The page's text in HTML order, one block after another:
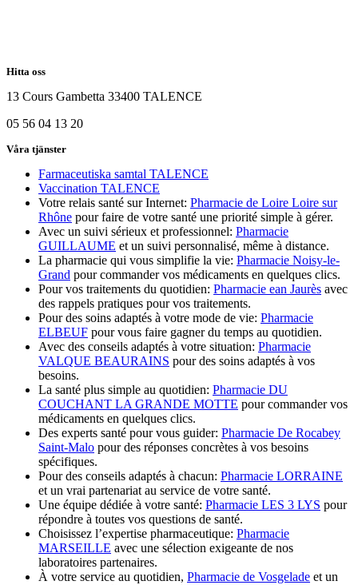
Hitta oss
13 Cours Gambetta 33400 TALENCE
05 56 04 13 20
Våra tjänster
Farmaceutiska samtal TALENCE
Vaccination TALENCE
Votre relais santé sur Internet: Pharmacie de Loire Loire sur
Rhône pour faire de votre santé une priorité simple à gérer.
Avec un suivi sérieux et professionnel: Pharmacie
GUILLAUME et un suivi personnalisé, même à distance.
La pharmacie qui vous simplifie la vie: Pharmacie Noisy-le-
Grand pour commander vos médicaments en quelques clics.
Pour vos traitements du quotidien: Pharmacie ean Jaurès avec
des rappels pratiques pour vos traitements.
Pour des soins adaptés à votre mode de vie: Pharmacie
ELBEUF pour vous faire gagner du temps au quotidien.
Avec des conseils adaptés à votre situation: Pharmacie
VALQUE BEAURAINS pour des soins adaptés à vos
besoins.
La santé plus simple au quotidien: Pharmacie DU
COUCHANT LA GRANDE MOTTE pour commander vos
médicaments en quelques clics.
Des experts santé pour vous guider: Pharmacie De Rocabey
Saint-Malo pour des réponses concrètes à vos besoins
spécifiques.
Pour des conseils adaptés à chacun: Pharmacie LORRAINE
et un vrai partenariat au service de votre santé.
Une équipe dédiée à votre santé: Pharmacie LES 3 LYS pour
répondre à toutes vos questions de santé.
Choisissez l’expertise pharmaceutique: Pharmacie
MARSEILLE avec une sélection exigeante de nos
laboratoires partenaires.
À votre service au quotidien, Pharmacie de Vosgelade et un